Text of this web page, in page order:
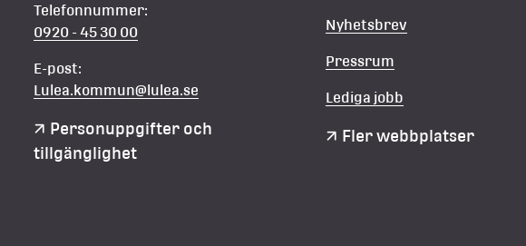
Telefonnummer:
0920 - 45 30 00
E-post:
Lulea.kommun@lulea.se
Personuppgifter och
tillgänglighet
Nyhetsbrev
Pressrum
Lediga jobb
Fler webbplatser